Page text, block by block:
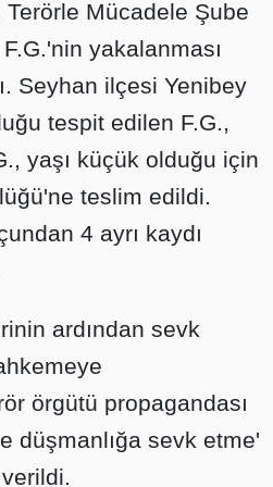
Mücadele Şube
yakalanması
Seyhan ilçesi Yenibey
tespit edilen F.G.,
yaşı küçük olduğu için
teslim edildi.
4 ayrı kaydı
ardından sevk
örgütü propagandası
düşmanlığa sevk etme'